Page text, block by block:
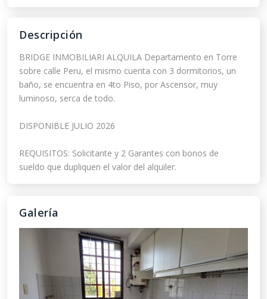
Descripción
BRIDGE INMOBILIARI ALQUILA Departamento en Torre
sobre calle Peru, el mismo cuenta con 3 dormitorios, un
baño, se encuentra en 4to Piso, por Ascensor, muy
luminoso, serca de todo.
DISPONIBLE JULIO 2026
REQUISITOS: Solicitante y 2 Garantes con bonos de
Galería